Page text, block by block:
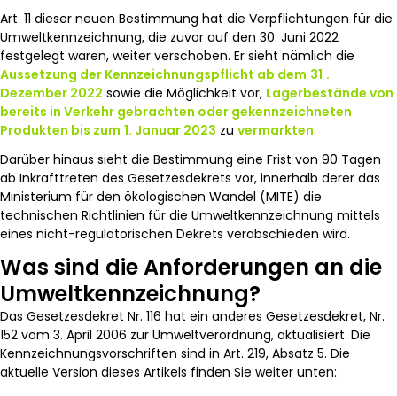
Art. 11 dieser neuen Bestimmung hat die Verpflichtungen für die
Umweltkennzeichnung, die zuvor auf den 30. Juni 2022
festgelegt waren, weiter verschoben. Er sieht nämlich die
Aussetzung der Kennzeichnungspflicht ab dem 31 .
Dezember 2022 sowie die Möglichkeit vor, Lagerbestände von
bereits in Verkehr gebrachten oder gekennzeichneten
Produkten bis zum 1. Januar 2023 zu vermarkten.
Darüber hinaus sieht die Bestimmung eine Frist von 90 Tagen
ab Inkrafttreten des Gesetzesdekrets vor, innerhalb derer das
Ministerium für den ökologischen Wandel (MITE) die
technischen Richtlinien für die Umweltkennzeichnung mittels
eines nicht-regulatorischen Dekrets verabschieden wird.
Was sind die Anforderungen an die
Umweltkennzeichnung?
Das Gesetzesdekret Nr. 116 hat ein anderes Gesetzesdekret, Nr.
152 vom 3. April 2006 zur Umweltverordnung, aktualisiert. Die
Kennzeichnungsvorschriften sind in Art. 219, Absatz 5. Die
aktuelle Version dieses Artikels finden Sie weiter unten: